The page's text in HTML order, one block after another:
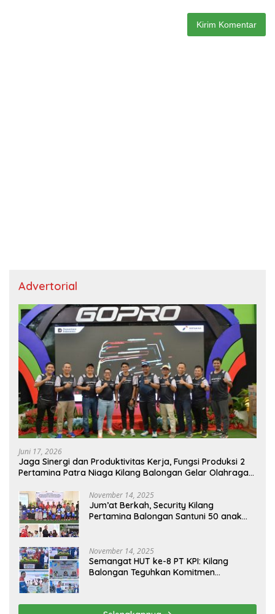
Advertorial
Juni 17, 2026
Jaga Sinergi dan Produktivitas Kerja, Fungsi Produksi 2
Pertamina Patra Niaga Kilang Balongan Gelar Olahraga
November 14, 2025
Jum’at Berkah, Security Kilang
Pertamina Balongan Santuni 50 anak
November 14, 2025
Semangat HUT ke-8 PT KPI: Kilang
Balongan Teguhkan Komitmen
Pendidikan